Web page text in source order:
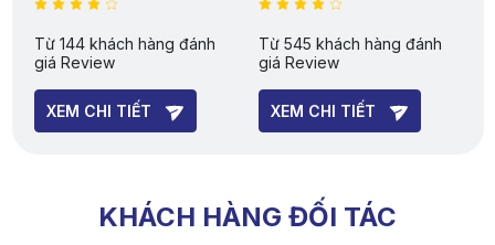
Từ 144 khách hàng đánh
giá Review
XEM CHI TIẾT
Từ 545 khách hàng đánh
giá Review
XEM CHI TIẾT
KHÁCH HÀNG ĐỐI TÁC